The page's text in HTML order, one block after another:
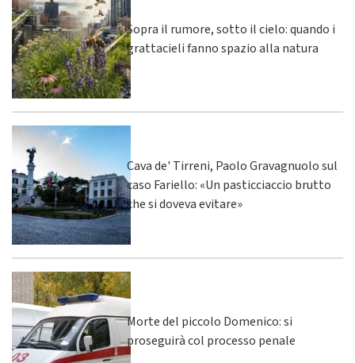
Sopra il rumore, sotto il cielo: quando i
grattacieli fanno spazio alla natura
Cava de' Tirreni, Paolo Gravagnuolo sul
caso Fariello: «Un pasticciaccio brutto
che si doveva evitare»
Morte del piccolo Domenico: si
proseguirà col processo penale